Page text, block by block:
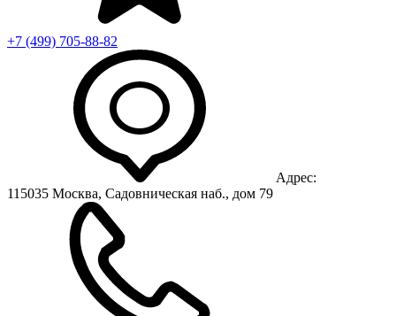
+7 (499) 705-88-82
Адрес:
115035 Москва, Садовническая наб., дом 79